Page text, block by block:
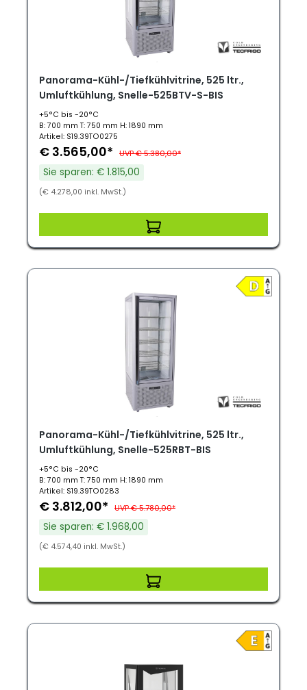
Panorama-Kühl-/Tiefkühlvitrine, 525 ltr.,
Umluftkühlung, Snelle-525BTV-S-BIS
+5°C bis -20°C
B: 700 mm T: 750 mm H: 1890 mm
Artikel: S19.39TO0275
€ 3.565,00* UVP € 5.380,00*
Sie sparen: € 1.815,00
(€ 4.278,00 inkl. MwSt.)
Panorama-Kühl-/Tiefkühlvitrine, 525 ltr.,
Umluftkühlung, Snelle-525RBT-BIS
+5°C bis -20°C
B: 700 mm T: 750 mm H: 1890 mm
Artikel: S19.39TO0283
€ 3.812,00* UVP € 5.780,00*
Sie sparen: € 1.968,00
(€ 4.574,40 inkl. MwSt.)